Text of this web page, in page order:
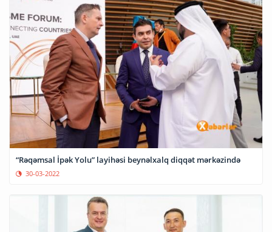
“Rəqəmsal İpək Yolu” layihəsi beynəlxalq diqqət mərkəzində
30-03-2022